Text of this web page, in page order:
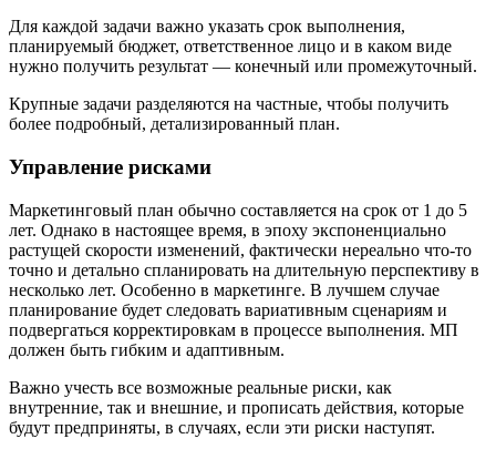
Для каждой задачи важно указать срок выполнения,
планируемый бюджет, ответственное лицо и в каком виде
нужно получить результат — конечный или промежуточный.
Крупные задачи разделяются на частные, чтобы получить
более подробный, детализированный план.
Управление рисками
Маркетинговый план обычно составляется на срок от 1 до 5
лет. Однако в настоящее время, в эпоху экспоненциально
растущей скорости изменений, фактически нереально что-то
точно и детально спланировать на длительную перспективу в
несколько лет. Особенно в маркетинге. В лучшем случае
планирование будет следовать вариативным сценариям и
подвергаться корректировкам в процессе выполнения. МП
должен быть гибким и адаптивным.
Важно учесть все возможные реальные риски, как
внутренние, так и внешние, и прописать действия, которые
будут предприняты, в случаях, если эти риски наступят.